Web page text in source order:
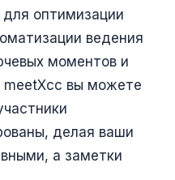
оптимизации
ведения
моментов и
meetXcc вы можете
делая ваши
а заметки